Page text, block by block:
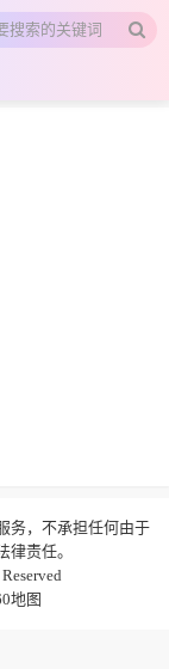
务，不承担任何由于
责任。
地图